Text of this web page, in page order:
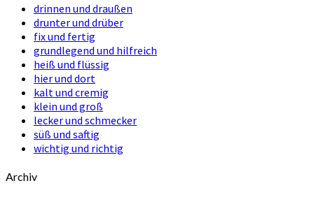
drinnen und draußen
drunter und drüber
fix und fertig
grundlegend und hilfreich
heiß und flüssig
hier und dort
kalt und cremig
klein und groß
lecker und schmecker
süß und saftig
wichtig und richtig
Archiv